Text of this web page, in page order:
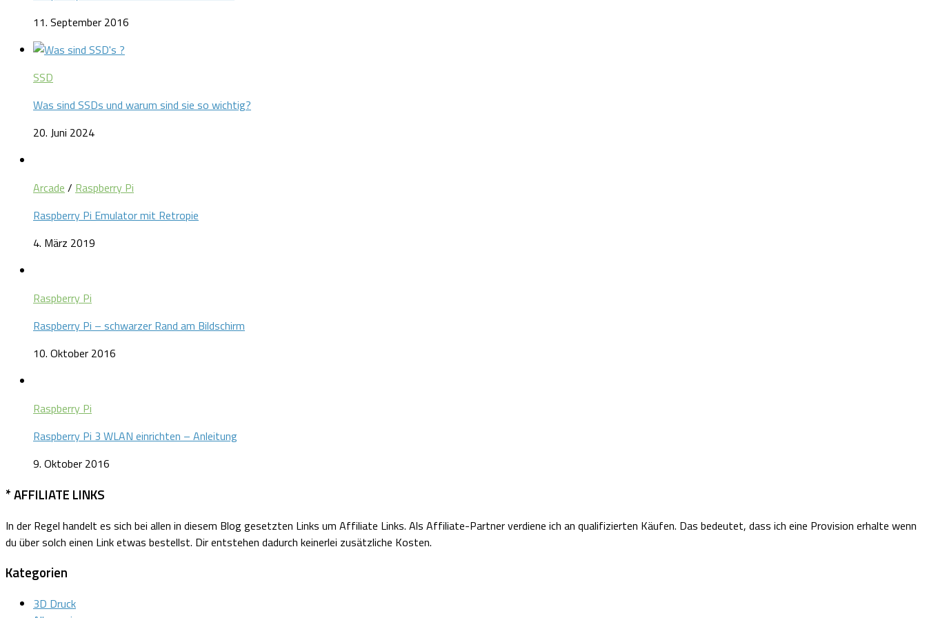
11. September 2016
SSD
Was sind SSDs und warum sind sie so wichtig?
20. Juni 2024
Arcade / Raspberry Pi
Raspberry Pi Emulator mit Retropie
4. März 2019
Raspberry Pi
Raspberry Pi – schwarzer Rand am Bildschirm
10. Oktober 2016
Raspberry Pi
Raspberry Pi 3 WLAN einrichten – Anleitung
9. Oktober 2016
* AFFILIATE LINKS
In der Regel handelt es sich bei allen in diesem Blog gesetzten Links um Affiliate Links. Als Affiliate-Partner verdiene ich an qualifizierten Käufen. Das bedeutet, dass ich eine Provision erhalte wenn
du über solch einen Link etwas bestellst. Dir entstehen dadurch keinerlei zusätzliche Kosten.
Kategorien
3D Druck